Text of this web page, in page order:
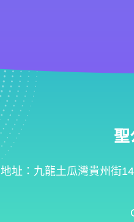
地址：九龍土瓜灣貴州街